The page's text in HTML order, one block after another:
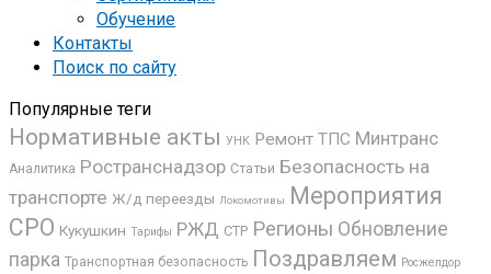
Обучение
Контакты
Поиск по сайту
Популярные теги
Нормативные акты УНК Ремонт ТПС Минтранс
Аналитика Ространснадзор Статьи Безопасность на
транспорте Ж/д переезды Локомотивы
Мероприятия
СРО Кукушкин Тарифы РЖД СТР Регионы Обновление
парка Транспортная безопасность Поздравляем Росжелдор